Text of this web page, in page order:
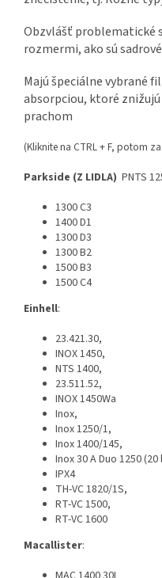
Obzvlášť problematické
rozmermi, ako sú
Majú špeciálne vybrané
absorpciou, ktoré
prachom
(Kliknite na CTRL + F, potom
Parkside (Z LIDLA) PNTS
1300 C3
1400 D1
1300 D3
1300 B2
1500 B3
1500 C4
Einhell:
23.421.30,
INOX 1450,
NTS 1400,
23.511.52,
INOX 1450Wa
Inox,
Inox 1250/1,
Inox 1400/145,
Inox 30 A Duo 1250
IPX4
TH-VC 1820/1S,
RT-VC 1500,
RT-VC 1600
Macallister: